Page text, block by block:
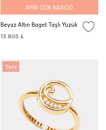
AYNI GÜN KARGO
Beyaz Altın Baget Taşlı Yüzük
13.805 ₺
Yeni